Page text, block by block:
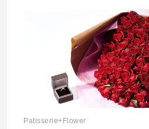
Patisserie+Flower